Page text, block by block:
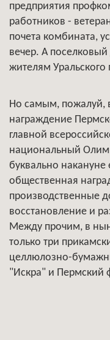
предприятия
работников -
почета комбината,
вечер. А
жителям
Но самым, пожалуй,
награждение
главной
национальный
буквально
общественная
производственные
восстановление и
Между прочим, в
только три
целлюлозно-
"Искра" и Пермский